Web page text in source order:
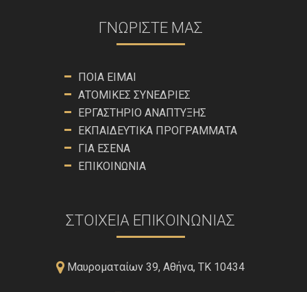
ΓΝΩΡΊΣΤΕ ΜΑΣ
ΠΟΙΑ ΕΊΜΑΙ
ΑΤΟΜΙΚΈΣ ΣΥΝΕΔΡΊΕΣ
ΕΡΓΑΣΤΉΡΙΟ ΑΝΆΠΤΥΞΗΣ
ΕΚΠΑΙΔΕΥΤΙΚΆ ΠΡΟΓΡΆΜΜΑΤΑ
ΓΙΑ ΕΣΈΝΑ
ΕΠΙΚΟΙΝΩΝΊΑ
ΣΤΟΙΧΕΊΑ ΕΠΙΚΟΙΝΩΝΊΑΣ
Μαυροματαίων 39, Αθήνα, ΤΚ 10434